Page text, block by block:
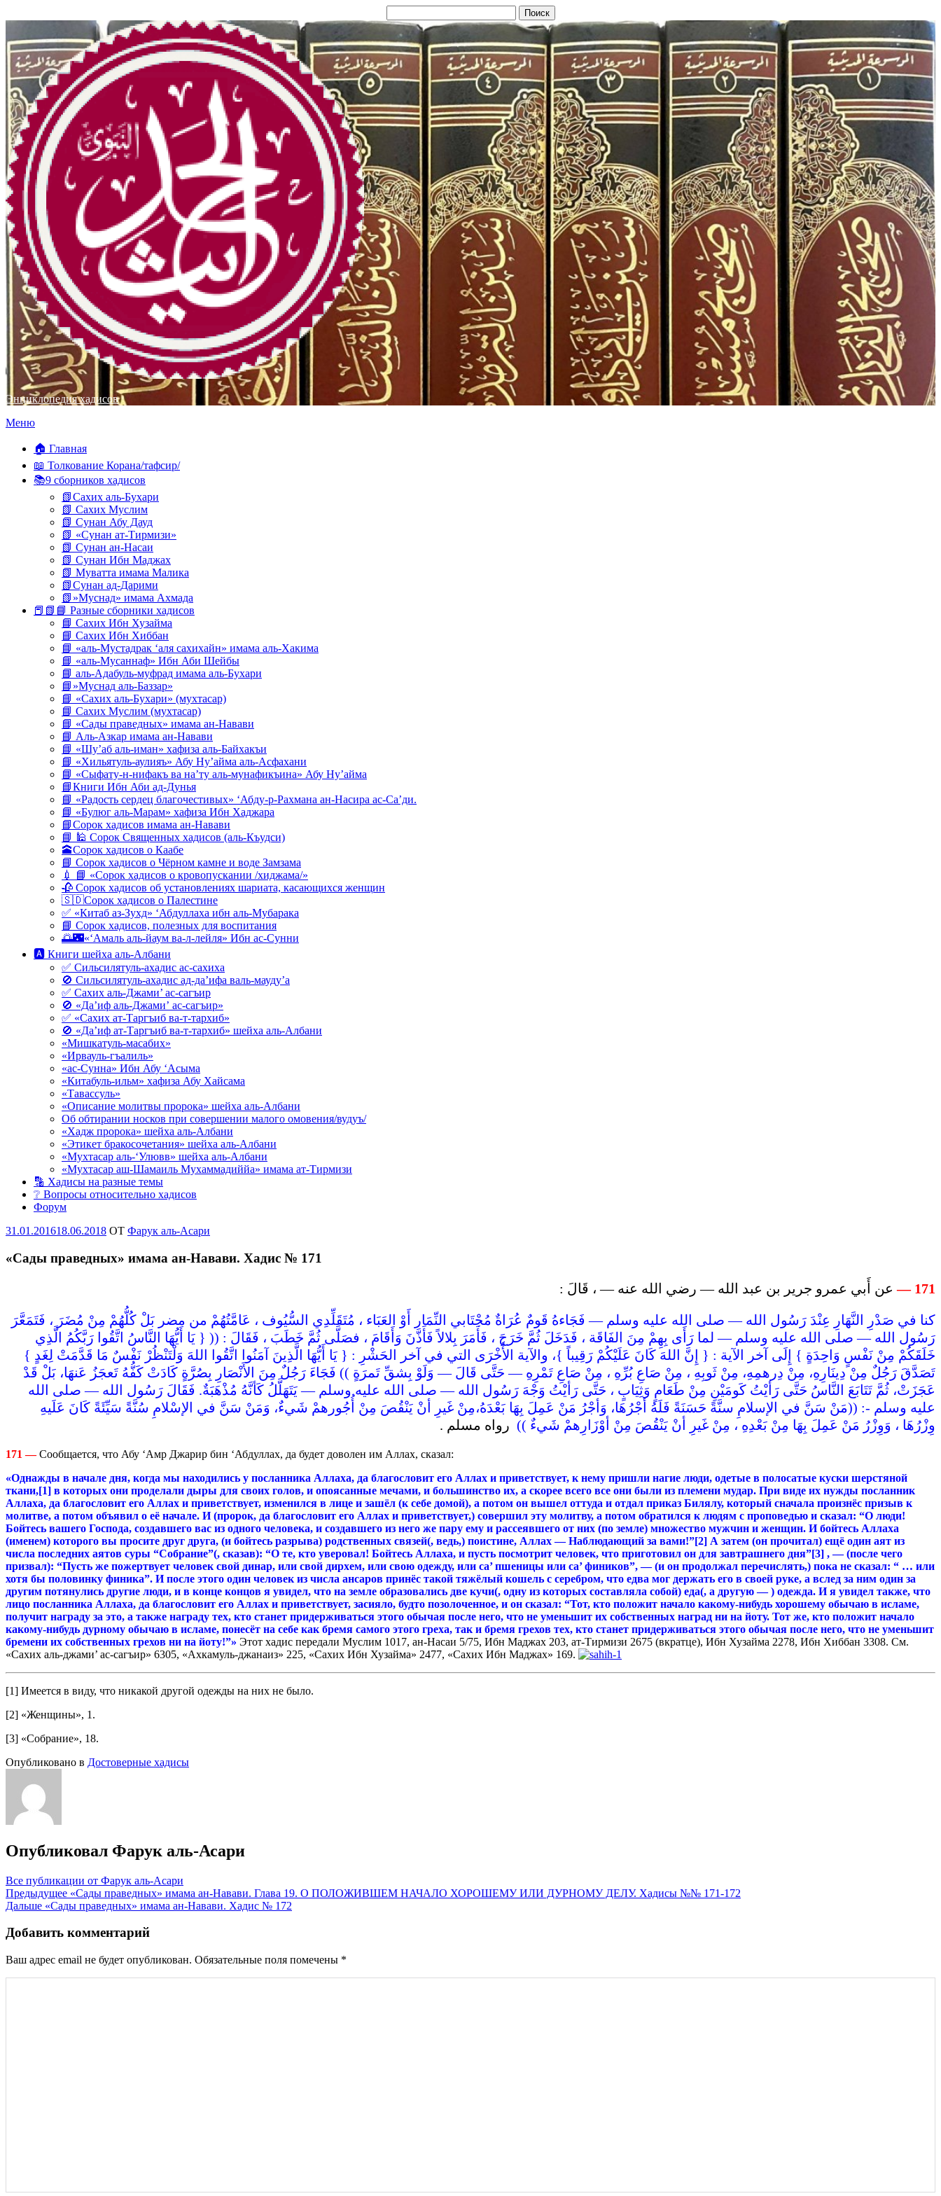
Энциклопедия хадисов
Перейти
содержимому
Меню
🏠 Главная
📖 Толкование Корана/тафсир/
📚9 сборников хадисов
📗Сахих аль-Бухари
📗 Сахих Муслим
📗 Сунан Абу Дауд
📗 «Сунан ат-Тирмизи»
📗 Сунан ан-Насаи
📗 Сунан Ибн Маджах
📗 Муватта имама Малика
📗Сунан ад-Дарими
📗»Муснад» имама Ахмада
📕📗📘 Разные сборники хадисов
📘 Сахих Ибн Хузайма
📘 Сахих Ибн Хиббан
📘 «аль-Мустадрак ‘аля сахихайн» имама аль-Хакима
📘 «аль-Мусаннаф» Ибн Аби Шейбы
📘 аль-Адабуль-муфрад имама аль-Бухари
📘»Муснад аль-Баззар»
📘 «Сахих аль-Бухари» (мухтасар)
📘 Сахих Муслим (мухтасар)
📘 «Сады праведных» имама ан-Навави
📘 Аль-Азкар имама ан-Навави
📘 «Шу’аб аль-иман» хафиза аль-Байхакъи
📘 «Хильятуль-аулияъ» Абу Ну’айма аль-Асфахани
📘 «Сыфату-н-нифакъ ва на’ту аль-мунафикъина» Абу Ну’айма
📘Книги Ибн Аби ад-Дунья
📘 «Радость сердец благочестивых» ‘Абду-р-Рахмана ан-Насира ас-Са’ди.
📘 «Булюг аль-Марам» хафиза Ибн Хаджара
📘Сорок хадисов имама ан-Навави
📘 🕌 Сорок Священных хадисов (аль-Къудси)
🕋Сорок хадисов о Каабе
📘 Сорок хадисов о Чёрном камне и воде Замзама
💉 📘 «Сорок хадисов о кровопускании /хиджама/»
🥀 Сорок хадисов об установлениях шариата, касающихся женщин
🇸🇩Сорок хадисов о Палестине
✅ «Китаб аз-Зухд» ‘Абдуллаха ибн аль-Мубарака
📘 Сорок хадисов, полезных для воспитания
🌅🌃«‘Амаль аль-йаум ва-л-лейля» Ибн ас-Сунни
🅰 Книги шейха аль-Албани
✅ Сильсилятуль-ахадис ас-сахиха
🚫 Сильсилятуль-ахадис ад-да’ифа валь-мауду’а
✅ Сахих аль-Джами’ ас-сагъир
🚫 «Да’иф аль-Джами’ ас-сагъир»
✅ «Сахих ат-Таргъиб ва-т-тархиб»
🚫 «Да’иф ат-Таргъиб ва-т-тархиб» шейха аль-Албани
«Мишкатуль-масабих»
«Ирвауль-гъалиль»
«ас-Сунна» Ибн Абу ‘Асыма
«Китабуль-ильм» хафиза Абу Хайсама
«Тавассуль»
«Описание молитвы пророка» шейха аль-Албани
Об обтирании носков при совершении малого омовения/вудуъ/
«Хадж пророка» шейха аль-Албани
«Этикет бракосочетания» шейха аль-Албани
«Мухтасар аль-‘Улювв» шейха аль-Албани
«Мухтасар аш-Шамаиль Мухаммадиййа» имама ат-Тирмизи
🔡 Хадисы на разные темы
❔ Вопросы относительно хадисов
Форум
Опубликовано
31.01.201618.06.2018 OT Фарук аль-Асари
«Сады праведных» имама ан-Навави. Хадис № 171
171 — عن أَبي عمرو جرير بن عبد الله — رضي الله عنه — ، قَالَ :
كنا في صَدْرِ النَّهَارِ عِنْدَ رَسُول الله — صلى الله عليه وسلم — فَجَاءهُ قَومٌ عُرَاةٌ مُجْتَابي النِّمَار أَوْ العَبَاء ، مُتَقَلِّدِي السُّيُوف ، عَامَّتُهُمْ من مضر بَلْ كُلُّهُمْ مِنْ مُضَرَ ، فَتَمَعَّرَ
رَسُول الله — صلى الله عليه وسلم — لما رَأَى بِهِمْ مِنَ الفَاقَة ، فَدَخَلَ ثُمَّ خَرَجَ ، فَأَمَرَ بِلالاً فَأَذَّنَ وَأَقَامَ ، فصَلَّى ثُمَّ خَطَبَ ، فَقَالَ : (( { يَا أَيُّهَا النَّاسُ اتَّقُوا رَبَّكُمُ الَّذِي
خَلَقَكُمْ مِنْ نَفْسٍ وَاحِدَةٍ } إِلَى آخر الآية : { إِنَّ اللهَ كَانَ عَلَيْكُمْ رَقِيباً }، والآية الأُخْرَى التي في آخر الحَشْرِ : { يَا أَيُّهَا الَّذِينَ آمَنُوا اتَّقُوا اللهَ وَلْتَنْظُرْ نَفْسٌ مَا قَدَّمَتْ لِغَدٍ }
تَصَدَّقَ رَجُلٌ مِنْ دِينَارِهِ، مِنْ دِرهمِهِ، مِنْ ثَوبِهِ ، مِنْ صَاعِ بُرِّهِ ، مِنْ صَاعِ تَمْرِهِ — حَتَّى قَالَ — وَلَوْ بِشقِّ تَمرَةٍ )) فَجَاءَ رَجُلٌ مِنَ الأَنْصَارِ بِصُرَّةٍ كَادَتْ كَفُّهُ تَعجَزُ عَنهَا، بَلْ قَدْ
عَجَزَتْ، ثُمَّ تَتَابَعَ النَّاسُ حَتَّى رَأيْتُ كَومَيْنِ مِنْ طَعَامٍ وَثِيَابٍ ، حَتَّى رَأيْتُ وَجْهَ رَسُول الله — صلى الله عليه وسلم — يَتَهَلَّلُ كَأنَّهُ مُذْهَبَةٌ. فَقَالَ رَسُول الله — صلى الله
عليه وسلم -: ((مَنْ سَنَّ في الإسلامِ سنَّةً حَسَنَةً فَلَهُ أجْرُهَا، وَأجْرُ مَنْ عَمِلَ بِهَا بَعْدَهُ،مِنْ غَيرِ أنْ يَنْقُصَ مِنْ أُجُورهمْ شَيءٌ، وَمَنْ سَنَّ في الإسْلامِ سُنَّةً سَيِّئَةً كَانَ عَلَيهِ
وِزْرُهَا ، وَوِزْرُ مَنْ عَمِلَ بِهَا مِنْ بَعْدِهِ ، مِنْ غَيرِ أنْ يَنْقُصَ مِنْ أوْزَارِهمْ شَيءٌ )) رواه مسلم .
171 — Сообщается, что Абу ‘Амр Джарир бин ‘Абдуллах, да будет доволен им Аллах, сказал:
«Однажды в начале дня, когда мы находились у посланника Аллаха, да благословит его Аллах и приветствует, к нему пришли нагие люди, одетые в полосатые куски шерстяной
ткани,[1] в которых они проделали дыры для своих голов, и опоясанные мечами, и большинство их, а скорее всего все они были из племени мудар. При виде их нужды посланник
Аллаха, да благословит его Аллах и приветствует, изменился в лице и зашёл (к себе домой), а потом он вышел оттуда и отдал приказ Билялу, который сначала произнёс призыв к
молитве, а потом объявил о её начале. И (пророк, да благословит его Аллах и приветствует,) совершил эту молитву, а потом обратился к людям с проповедью и сказал: “О люди!
Бойтесь вашего Господа, создавшего вас из одного человека, и создавшего из него же пару ему и рассеявшего от них (по земле) множество мужчин и женщин. И бойтесь Аллаха
(именем) которого вы просите друг друга, (и бойтесь разрыва) родственных связей(, ведь,) поистине, Аллах — Наблюдающий за вами!”[2] А затем (он прочитал) ещё один аят из
числа последних аятов суры “Собрание”(, сказав): “О те, кто уверовал! Бойтесь Аллаха, и пусть посмотрит человек, что приготовил он для завтрашнего дня”[3] , — (после чего
призвал): “Пусть же пожертвует человек свой динар, или свой дирхем, или свою одежду, или са’ пшеницы или са’ фиников”, — (и он продолжал перечислять,) пока не сказал: “ … или
хотя бы половинку финика”. И после этого один человек из числа ансаров принёс такой тяжёлый кошель с серебром, что едва мог держать его в своей руке, а вслед за ним один за
другим потянулись другие люди, и в конце концов я увидел, что на земле образовались две кучи(, одну из которых составляла собой) еда(, а другую — ) одежда. И я увидел также, что
лицо посланника Аллаха, да благословит его Аллах и приветствует, засияло, будто позолоченное, и он сказал: “Тот, кто положит начало какому-нибудь хорошему обычаю в исламе,
получит награду за это, а также награду тех, кто станет придерживаться этого обычая после него, что не уменьшит их собственных наград ни на йоту. Тот же, кто положит начало
какому-нибудь дурному обычаю в исламе, понесёт на себе как бремя самого этого греха, так и бремя грехов тех, кто станет придерживаться этого обычая после него, что не уменьшит
бремени их собственных грехов ни на йоту!”» Этот хадис передали Муслим 1017, ан-Насаи 5/75, Ибн Маджах 203, ат-Тирмизи 2675 (вкратце), Ибн Хузайма 2278, Ибн Хиббан 3308. См.
«Сахих аль-джами’ ас-сагъир» 6305, «Ахкамуль-джанаиз» 225, «Сахих Ибн Хузайма» 2477, «Сахих Ибн Маджах» 169.
[1] Имеется в виду, что никакой другой одежды на них не было.
[2] «Женщины», 1.
[3] «Собрание», 18.
Опубликовано в Достоверные хадисы
Опубликовал Фарук аль-Асари
Все публикации от Фарук аль-Асари
Навигация
по
записям
Предыдущее «Сады праведных» имама ан-Навави. Глава 19. О ПОЛОЖИВШЕМ НАЧАЛО ХОРОШЕМУ ИЛИ ДУРНОМУ ДЕЛУ. Хадисы №№ 171-172
Дальше «Сады праведных» имама ан-Навави. Хадис № 172
Добавить комментарий
Ваш адрес email не будет опубликован. Обязательные поля помечены *